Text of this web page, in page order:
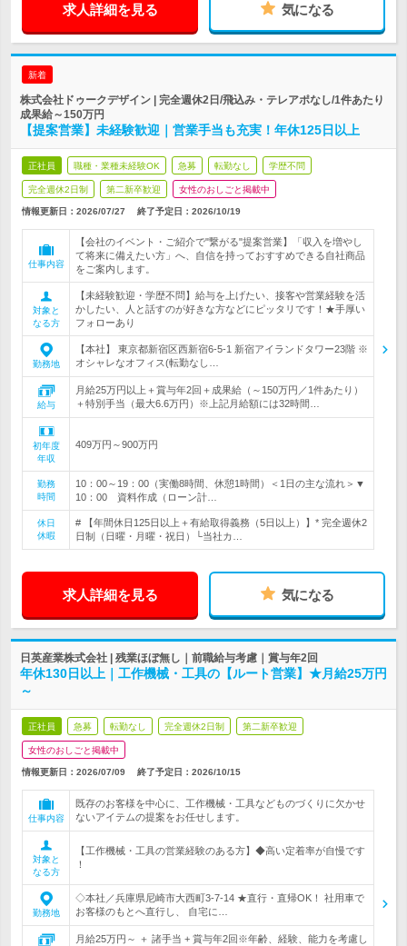
求人詳細を見る 気になる
新着
株式会社ドゥークデザイン | 完全週休2日/飛込み・テレアポなし/1件あたり
成果給～150万円
【提案営業】未経験歓迎｜営業手当も充実！年休125日以上
正社員 職種・業種未経験OK 急募 転勤なし 学歴不問
完全週休2日制 第二新卒歓迎 女性のおしごと掲載中
情報更新日：2026/07/27 終了予定日： 2026/10/19
仕事内容
【会社のイベント・ご紹介で"繋がる"提案営業】「収入を増やし
て将来に備えたい方」へ、自信を持っておすすめできる自社商品
をご案内します。
対象と
なる方
【未経験歓迎・学歴不問】給与を上げたい、接客や営業経験を活
かしたい、人と話すのが好きな方などにピッタリです！★手厚い
フォローあり
勤務地
【本社】 東京都新宿区西新宿6-5-1 新宿アイランドタワー23階 ※
オシャレなオフィス(転勤なし…
給与
月給25万円以上＋賞与年2回＋成果給（～150万円／1件あたり）
＋特別手当（最大6.6万円）※上記月給額には32時間…
初年度
年収
409万円～900万円
勤務
時間
10：00～19：00（実働8時間、休憩1時間）＜1日の主な流れ＞▼
10：00 資料作成（ローン計…
休日
休暇
# 【年間休日125日以上＋有給取得義務（5日以上）】* 完全週休2
日制（日曜・月曜・祝日）└当社カ…
求人詳細を見る 気になる
日英産業株式会社 | 残業ほぼ無し｜前職給与考慮｜賞与年2回
年休130日以上｜工作機械・工具の【ルート営業】★月給25万円
～
正社員 急募 転勤なし 完全週休2日制 第二新卒歓迎
女性のおしごと掲載中
情報更新日：2026/07/09 終了予定日： 2026/10/15
仕事内容
既存のお客様を中心に、工作機械・工具などものづくりに欠かせ
ないアイテムの提案をお任せします。
対象と
なる方
【工作機械・工具の営業経験のある方】◆高い定着率が自慢です
！
勤務地
◇本社／兵庫県尼崎市大西町3-7-14 ★直行・直帰OK！ 社用車で
お客様のもとへ直行し、 自宅に…
月給25万円～ ＋ 諸手当 + 賞与年2回※年齢、経験、能力を考慮し